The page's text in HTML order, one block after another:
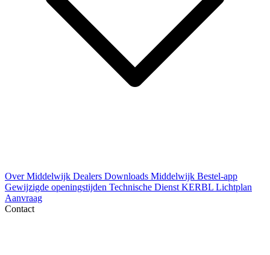
Over Middelwijk Dealers Downloads Middelwijk Bestel-app
Gewijzigde openingstijden Technische Dienst KERBL Lichtplan
Aanvraag
Contact